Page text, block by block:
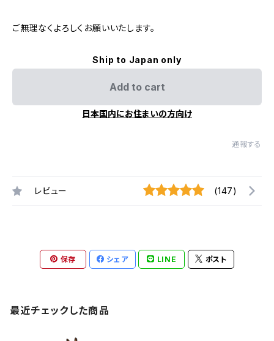
ご無理なくよろしくお願いいたします。
Ship to Japan only
Add to cart
日本国内にお住まいの方向け
通報する
レビュー (147)
保存 シェア LINE ポスト
最近チェックした商品